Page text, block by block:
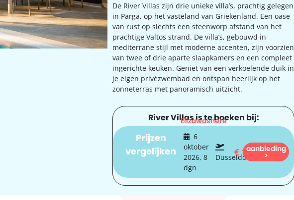
De River Villas zijn drie unieke villa’s, prachtig gelegen
in Parga, op het vasteland van Griekenland. Een oase
van rust op slechts een steenworp afstand van het
prachtige Valtos strand. De villa’s, gebouwd in
mediterrane stijl met moderne accenten, zijn voorzien
van twee of drie aparte slaapkamers en een compleet
ingerichte keuken. Geniet van een verkoelende duik in
je eigen privézwembad en ontspan heerlijk op het
zonneterras met panoramisch uitzicht.
River Villas is te boeken bij:
Elizawashere
Prijzen
vergelijken
6
oktober
2026, 8
dgn
Düsseldorf
€1.204
aanbieding
>